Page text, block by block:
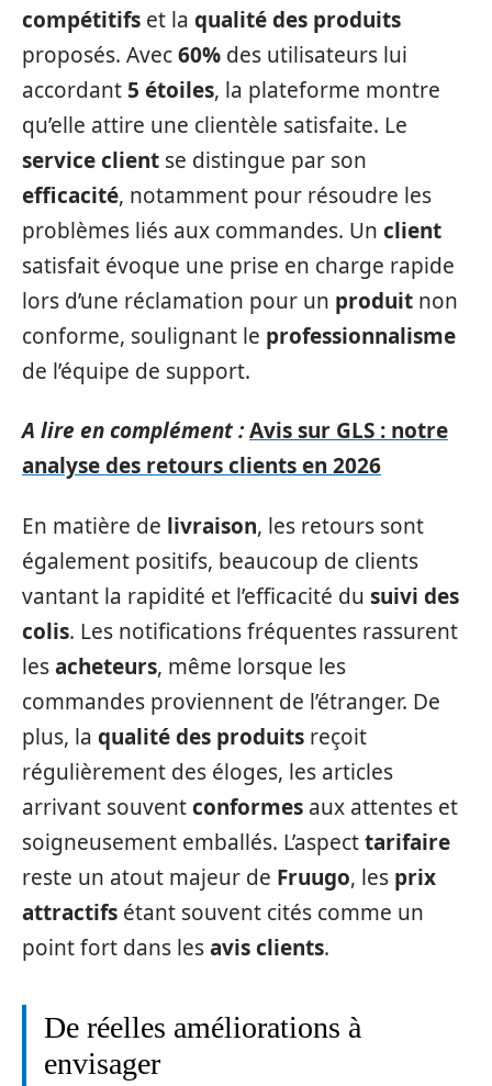
compétitifs et la qualité des produits
proposés. Avec60% des utilisateurs lui
accordant 5 étoiles, la plateforme montre
qu’elle attire une clientèle satisfaite. Le
service client se distingue par son
efficacité, notamment pour résoudre les
problèmes liés aux commandes. Un client
satisfait évoque une prise en charge rapide
lors d’une réclamation pour un produit non
conforme, soulignant le professionnalisme
de l’équipe de support.
A lire en complément :Avis sur GLS : notre
analyse des retours clients en 2026
En matière de livraison, les retours sont
également positifs, beaucoup de clients
vantant la rapidité et l’efficacité du suivi des
colis. Les notifications fréquentes rassurent
lesacheteurs, même lorsque les
commandes proviennent de l’étranger. De
plus, la qualité des produits reçoit
régulièrement des éloges, les articles
arrivant souventconformes aux attentes et
soigneusement emballés. L’aspecttarifaire
reste un atout majeur de Fruugo, les prix
attractifs étant souvent cités comme un
point fort dans lesavis clients.
De réelles améliorations à
envisager